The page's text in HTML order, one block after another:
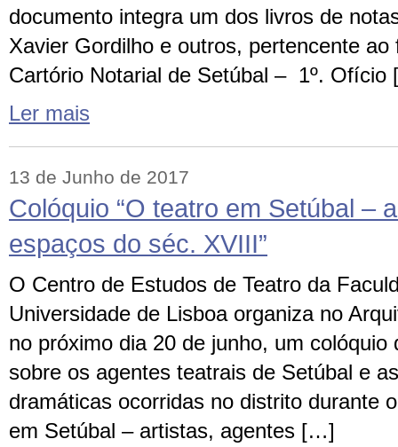
documento integra um dos livros de
Xavier Gordilho e outros, pertencente ao
Cartório Notarial de Setúbal – 1º.
Ler mais
13 de Junho de 2017
Colóquio “O teatro em Setúbal –
espaços do séc. XVIII”
O Centro de Estudos de Teatro da
Universidade de Lisboa organiza no
no próximo dia 20 de junho, um colóquio
sobre os agentes teatrais de Setúbal e
dramáticas ocorridas no distrito durante
em Setúbal – artistas, agentes […]